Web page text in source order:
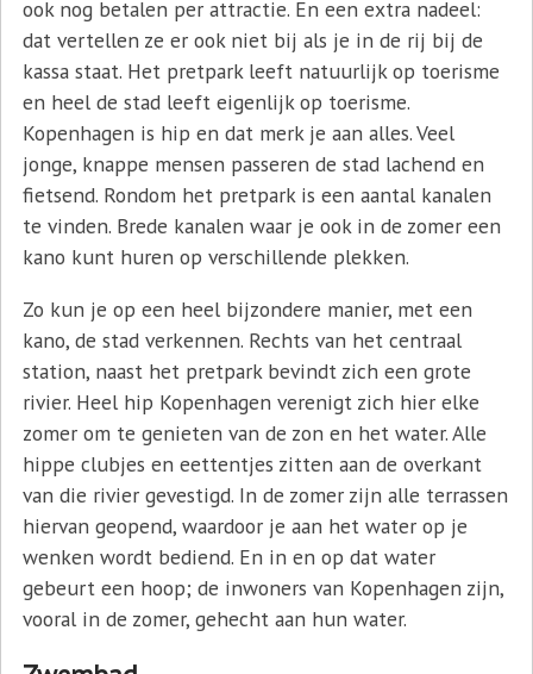
ook nog betalen per attractie. En een extra nadeel:
dat vertellen ze er ook niet bij als je in de rij bij de
kassa staat. Het pretpark leeft natuurlijk op toerisme
en heel de stad leeft eigenlijk op toerisme.
Kopenhagen is hip en dat merk je aan alles. Veel
jonge, knappe mensen passeren de stad lachend en
fietsend. Rondom het pretpark is een aantal kanalen
te vinden. Brede kanalen waar je ook in de zomer een
kano kunt huren op verschillende plekken.
Zo kun je op een heel bijzondere manier, met een
kano, de stad verkennen. Rechts van het centraal
station, naast het pretpark bevindt zich een grote
rivier. Heel hip Kopenhagen verenigt zich hier elke
zomer om te genieten van de zon en het water. Alle
hippe clubjes en eettentjes zitten aan de overkant
van die rivier gevestigd. In de zomer zijn alle terrassen
hiervan geopend, waardoor je aan het water op je
wenken wordt bediend. En in en op dat water
gebeurt een hoop; de inwoners van Kopenhagen zijn,
vooral in de zomer, gehecht aan hun water.